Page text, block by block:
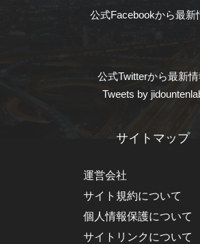
公式Facebookから最新
公式Twitterから最新
Tweets by
サイトマップ
運営会社
サイト規約について
個人情報保護について
サイトリンクについて